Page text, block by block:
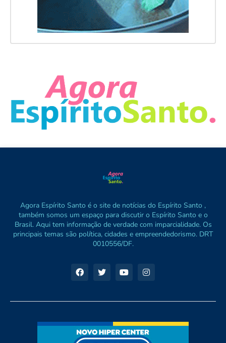
Agora Espírito Santo é o site de notícias do Espírito Santo ,
também somos um espaço para discutir o Espírito Santo e o
Brasil. Aqui tem informação de verdade com imparcialidade. Os
principais temas são política, cidades e empreendedorismo. DRT
0010556/DF.